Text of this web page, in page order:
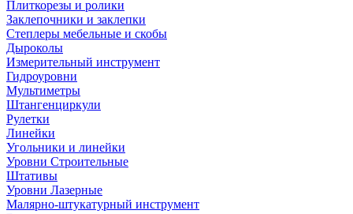
Плиткорезы и ролики
Заклепочники и заклепки
Степлеры мебельные и скобы
Дыроколы
Измерительный инструмент
Гидроуровни
Мультиметры
Штангенциркули
Рулетки
Линейки
Угольники и линейки
Уровни Строительные
Штативы
Уровни Лазерные
Малярно-штукатурный инструмент